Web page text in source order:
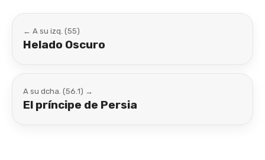
← A su izq. (55)
Helado Oscuro
A su dcha. (56.1) →
El príncipe de Persia